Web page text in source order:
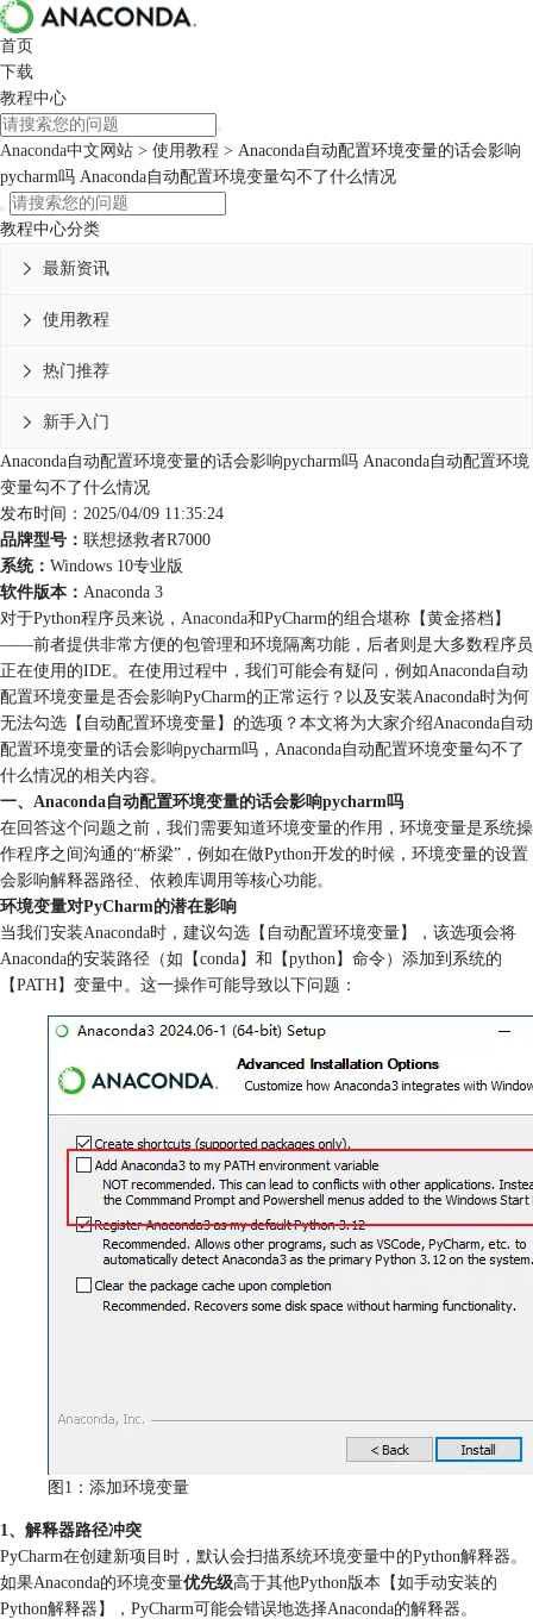
首页
下载
教程中心
Anaconda中文网站 > 使用教程 > Anaconda自动配置环境变量的话会影响
pycharm吗 Anaconda自动配置环境变量勾不了什么情况
教程中心分类
最新资讯

使用教程

热门推荐

新手入门

Anaconda自动配置环境变量的话会影响pycharm吗 Anaconda自动配置环境
变量勾不了什么情况
发布时间：2025/04/09 11:35:24
品牌型号： 联想拯救者R7000
系统： Windows 10专业版
软件版本： Anaconda 3
对于Python程序员来说， Anaconda和PyCharm的组合堪称【黄金搭档】
——前者提供非常方便的包管理和环境隔离功能，后者则是大多数程序员
正在使用的IDE。在使用过程中，我们可能会有疑问，例如Anaconda自动
配置环境变量是否会影响PyCharm的正常运行？以及安装Anaconda时为何
无法勾选【自动配置环境变量】的选项？本文将为大家介绍Anaconda自动
配置环境变量的话会影响pycharm吗，Anaconda自动配置环境变量勾不了
什么情况的相关内容。
一、Anaconda自动配置环境变量的话会影响pycharm吗
在回答这个问题之前，我们需要知道环境变量的作用，环境变量是系统操
作程序之间沟通的“桥梁”，例如在做Python开发的时候，环境变量的设置
会影响解释器路径、依赖库调用等核心功能。
环境变量对PyCharm的潜在影响
当我们安装Anaconda时，建议勾选【自动配置环境变量】，该选项会将
Anaconda的安装路径（如【conda】和【python】命令）添加到系统的
【PATH】变量中。这一操作可能导致以下问题：
图1：添加环境变量
1、解释器路径冲突
PyCharm在创建新项目时，默认会扫描系统环境变量中的Python解释器。
如果Anaconda的环境变量优先级高于其他Python版本【如手动安装的
Python解释器】，PyCharm可能会错误地选择Anaconda的解释器。